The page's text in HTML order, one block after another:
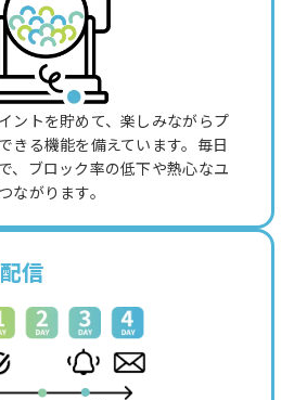
ントを貯めて、楽しみながらプ
きる機能を備えています。毎日
、ブロック率の低下や熱心なユ
ながります。
信